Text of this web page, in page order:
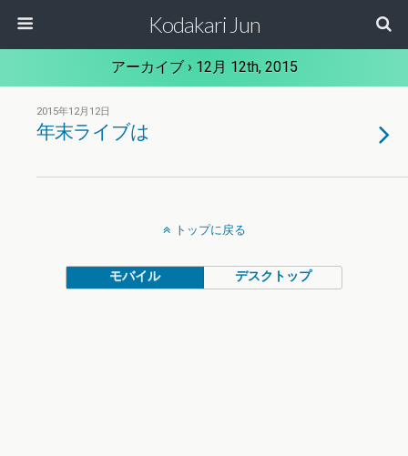
Kodakari Jun
アーカイブ › 12月 12th, 2015
2015年12月12日
年末ライブは
トップに戻る
モバイル デスクトップ